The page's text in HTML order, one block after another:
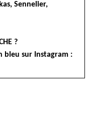
Sennelier,
?
bleu sur Instagram :